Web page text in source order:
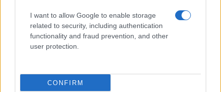
I want to allow Google to enable storage
related to security, including authentication
functionality and fraud prevention, and other
user protection.
CONFIRM